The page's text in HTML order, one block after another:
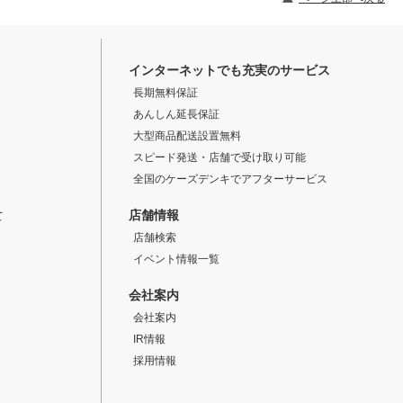
インターネットでも充実のサービス
長期無料保証
あんしん延長保証
大型商品配送設置無料
スピード発送・店舗で受け取り可能
全国のケーズデンキでアフターサービス
店舗情報
店舗検索
イベント情報一覧
会社案内
会社案内
IR情報
採用情報